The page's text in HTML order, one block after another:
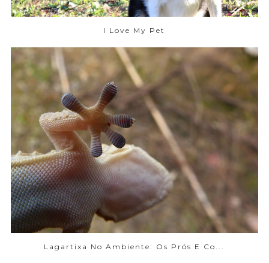
I Love My Pet
Lagartixa No Ambiente: Os Prós E Co...